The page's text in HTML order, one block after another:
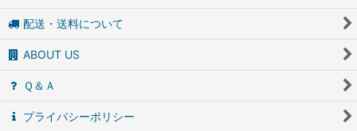
配送・送料について
ABOUT US
Ｑ＆Ａ
プライバシーポリシー